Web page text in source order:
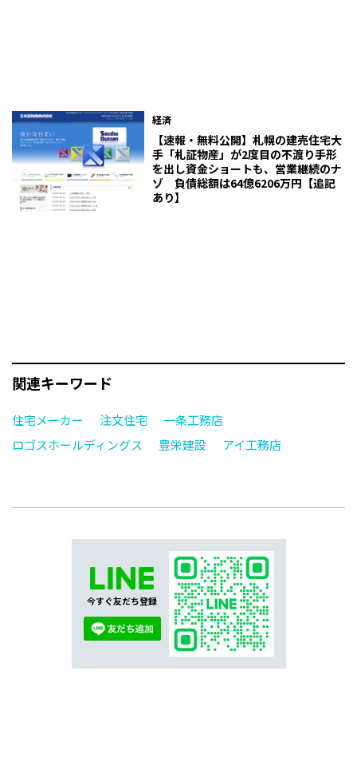
経済
【速報・無料公開】札幌の建売住宅大
手「札証物産」が2度目の不渡り手形
を出し資金ショートも、営業継続のナ
ゾ 負債総額は64億6206万円【追記
あり】
関連キーワード
住宅メーカー 注文住宅
一条工務店
ロゴスホールディングス
豊栄建設 アイ工務店
今すぐ友だち登録